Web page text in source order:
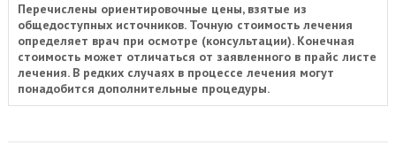
Перечислены ориентировочные цены, взятые из
общедоступных источников. Точную стоимость лечения
определяет врач при осмотре (консультации). Конечная
стоимость может отличаться от заявленного в прайс листе
лечения. В редких случаях в процессе лечения могут
понадобится дополнительные процедуры.